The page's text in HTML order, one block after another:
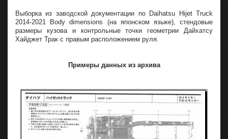
Выборка из заводской документации по Daihatsu Hijet Truck
2014-2021 Body dimensions (на японском языке), стендовые
размеры кузова и контрольные точки геометрии Дайхатсу
Хайджет Трак с правым расположением руля.
Примеры данных из архива